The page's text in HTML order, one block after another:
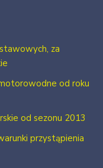
za
od roku
od sezonu 2013
przystąpienia